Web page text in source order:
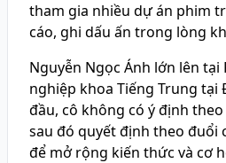
tham gia nhiều dự án phim
cáo, ghi dấu ấn trong lòng
Nguyễn Ngọc Ánh lớn lên tại
nghiệp khoa Tiếng Trung tại
đầu, cô không có ý định
sau đó quyết định theo đuổi
để mở rộng kiến thức và cơ